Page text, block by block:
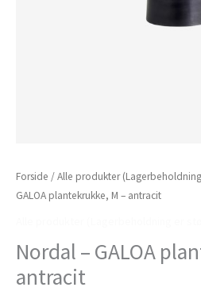
Forside /Alle produkter
GALOA plantekrukke, M – antracit
Nordal – GALOA
antracit